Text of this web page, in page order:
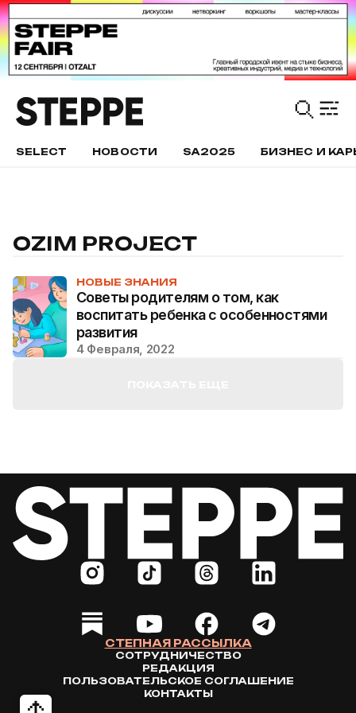
SELECT НОВОСТИ SA2025 БИЗНЕС И
OZIM PROJECT
НОВЫЕ ЗНАНИЯ
Советы родителям о том, как
воспитать ребенка с особенностями
развития
4 Февраля, 2022
СТЕПНАЯ РАССЫЛКА
СОТРУДНИЧЕСТВО
РЕДАКЦИЯ
ПОЛЬЗОВАТЕЛЬСКОЕ СОГЛАШЕНИЕ
КОНТАКТЫ